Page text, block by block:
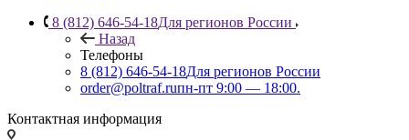
8 (812) 646-54-18Для регионов России
Назад
Телефоны
8 (812) 646-54-18Для регионов России
order@poltraf.ruпн-пт 9:00 — 18:00.
Контактная информация